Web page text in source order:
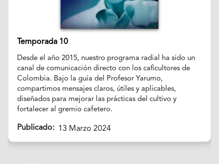
Temporada 10
Desde el año 2015, nuestro programa radial ha sido un
canal de comunicación directo con los caficultores de
Colombia. Bajo la guía del Profesor Yarumo,
compartimos mensajes claros, útiles y aplicables,
diseñados para mejorar las prácticas del cultivo y
fortalecer al gremio cafetero.
Publicado: 13 Marzo 2024